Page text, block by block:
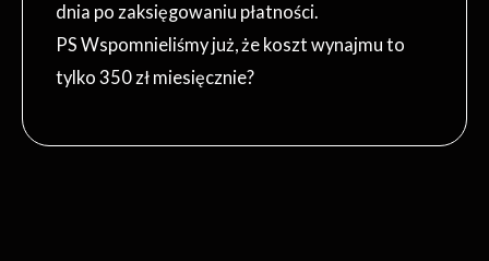
dnia po zaksięgowaniu płatności.
PS Wspomnieliśmy już, że koszt wynajmu to
tylko 350 zł miesięcznie?